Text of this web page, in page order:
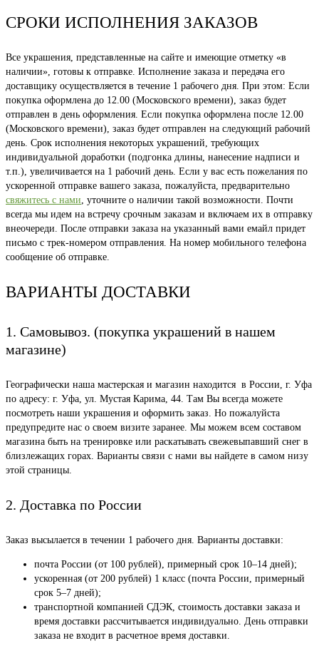
СРОКИ ИСПОЛНЕНИЯ ЗАКАЗОВ
Все украшения, представленные на сайте и имеющие отметку «в
наличии», готовы к отправке. Исполнение заказа и передача его
доставщику осуществляется в течение 1 рабочего дня. При этом: Если
покупка оформлена до 12.00 (Московского времени), заказ будет
отправлен в день оформления. Если покупка оформлена после 12.00
(Московского времени), заказ будет отправлен на следующий рабочий
день. Срок исполнения некоторых украшений, требующих
индивидуальной доработки (подгонка длины, нанесение надписи и
т.п.), увеличивается на 1 рабочий день. Если у вас есть пожелания по
ускоренной отправке вашего заказа, пожалуйста, предварительно
свяжитесь с нами, уточните о наличии такой возможности. Почти
всегда мы идем на встречу срочным заказам и включаем их в отправку
внеочереди. После отправки заказа на указанный вами емайл придет
письмо с трек-номером отправления. На номер мобильного телефона
сообщение об отправке.
ВАРИАНТЫ ДОСТАВКИ
1. Самовывоз. (покупка украшений в нашем
магазине)
Географически наша мастерская и магазин находится в России, г. Уфа
по адресу: г. Уфа, ул. Мустая Карима, 44. Там Вы всегда можете
посмотреть наши украшения и оформить заказ. Но пожалуйста
предупредите нас о своем визите заранее. Мы можем всем составом
магазина быть на тренировке или раскатывать свежевыпавший снег в
близлежащих горах. Варианты связи с нами вы найдете в самом низу
этой страницы.
2. Доставка по России
Заказ высылается в течении 1 рабочего дня. Варианты доставки:
почта России (от 100 рублей), примерный срок 10–14 дней);
ускоренная (от 200 рублей) 1 класс (почта России, примерный
срок 5–7 дней);
транспортной компанией СДЭК, стоимость доставки заказа и
время доставки рассчитывается индивидуально. День отправки
заказа не входит в расчетное время доставки.